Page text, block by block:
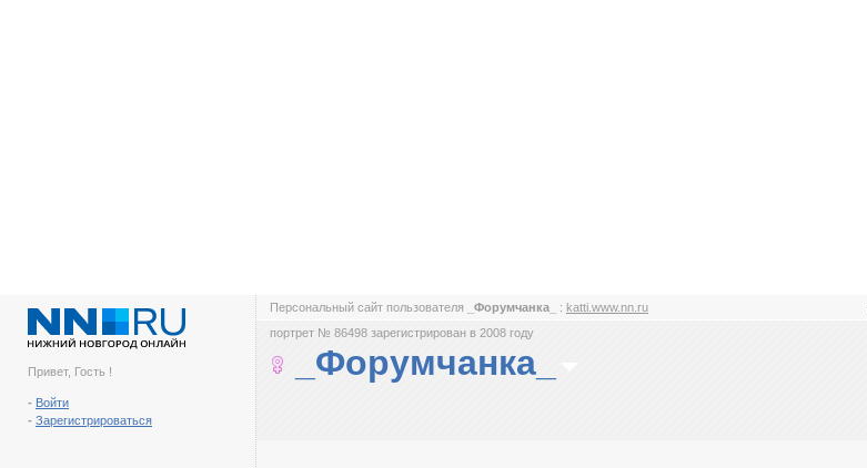
Привет, Гость !
- Войти
- Зарегистрироваться
Персональный сайт пользователя _Форумчанка_ : katti.www.nn.ru
портрет № 86498 зарегистрирован в 2008 году
_Форумчанка_